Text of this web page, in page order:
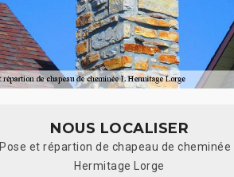
NOUS LOCALISER
Pose et répartion de chapeau de cheminée L
Hermitage Lorge